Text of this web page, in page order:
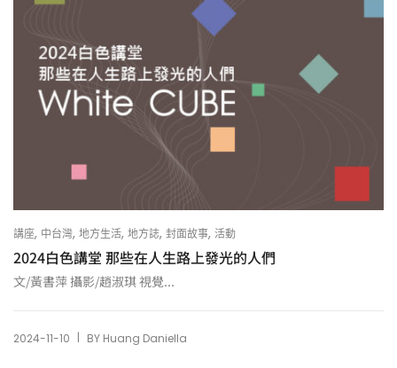
講座, 中台灣, 地方生活, 地方誌, 封面故事, 活動
2024白色講堂 那些在人生路上發光的人們
文/黃書萍 攝影/趙淑琪 視覺...
2024-11-10 BY Huang Daniella